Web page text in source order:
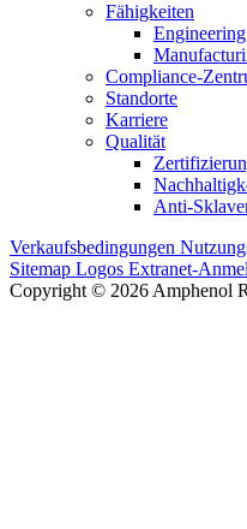
Fähigkeiten
Engineering
Compliance-
Standorte
Karriere
Qualität
Anti-
Verkaufsbedingungen
Sitemap Logos Extranet-
Copyright © 2026 Amphenol